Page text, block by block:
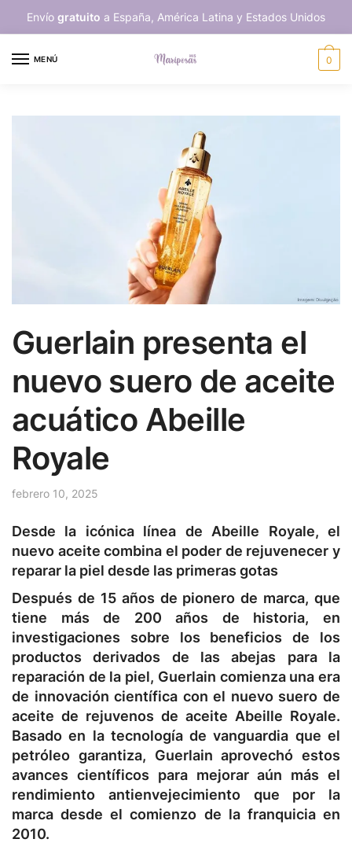
Envío gratuito a España, América Latina y Estados Unidos
MENÚ 0
Guerlain presenta el
nuevo suero de aceite
acuático Abeille
Royale
febrero 10, 2025
Desde la icónica línea de Abeille Royale, el
nuevo aceite combina el poder de rejuvenecer y
reparar la piel desde las primeras gotas
Después de 15 años de pionero de marca, que
tiene más de 200 años de historia, en
investigaciones sobre los beneficios de los
productos derivados de las abejas para la
reparación de la piel, Guerlain comienza una era
de innovación científica con el nuevo suero de
aceite de rejuvenos de aceite Abeille Royale.
Basado en la tecnología de vanguardia que el
petróleo garantiza, Guerlain aprovechó estos
avances científicos para mejorar aún más el
rendimiento antienvejecimiento que por la
marca desde el comienzo de la franquicia en
2010.